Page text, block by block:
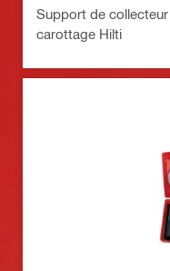
Support de
carottage Hilti